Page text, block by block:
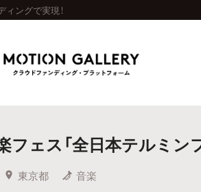
ングで実現！
新着プロジェクト 終了間近のプロジ
ェス「全日本テルミン
東京都 音楽